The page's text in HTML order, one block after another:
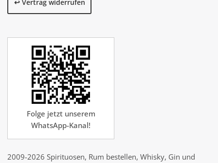
↩️ Vertrag widerrufen
Folge jetzt unserem
WhatsApp-Kanal!
2009-2026 Spirituosen, Rum bestellen, Whisky, Gin und